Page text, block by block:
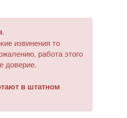
.
извинения то
работа этого
доверие.
в штатном